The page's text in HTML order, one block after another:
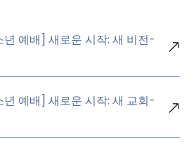
년 예배] 새로운 시작: 새 비전-
년 예배] 새로운 시작: 새 교회-